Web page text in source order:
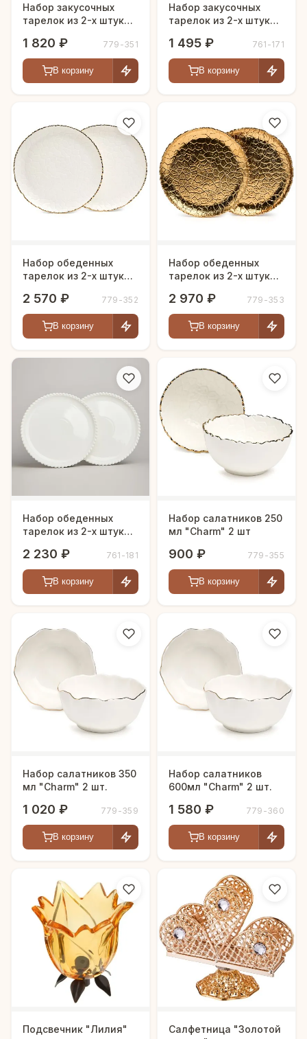
Набор закусочных
тарелок из 2-х штук
1 820 ₽ 779-351
В корзину
Набор закусочных
тарелок из 2-х штук
1 495 ₽ 761-171
В корзину
Набор обеденных
тарелок из 2-х штук
2 570 ₽ 779-352
В корзину
Набор обеденных
тарелок из 2-х штук
2 970 ₽ 779-353
В корзину
Набор обеденных
тарелок из 2-х штук
2 230 ₽ 761-181
В корзину
Набор салатников 250
мл "Charm" 2 шт
900 ₽ 779-355
В корзину
Набор салатников 350
мл "Charm" 2 шт.
1 020 ₽ 779-359
В корзину
Набор салатников
600мл "Charm" 2 шт.
1 580 ₽ 779-360
В корзину
Подсвечник "Лилия"
Салфетница "Золотой